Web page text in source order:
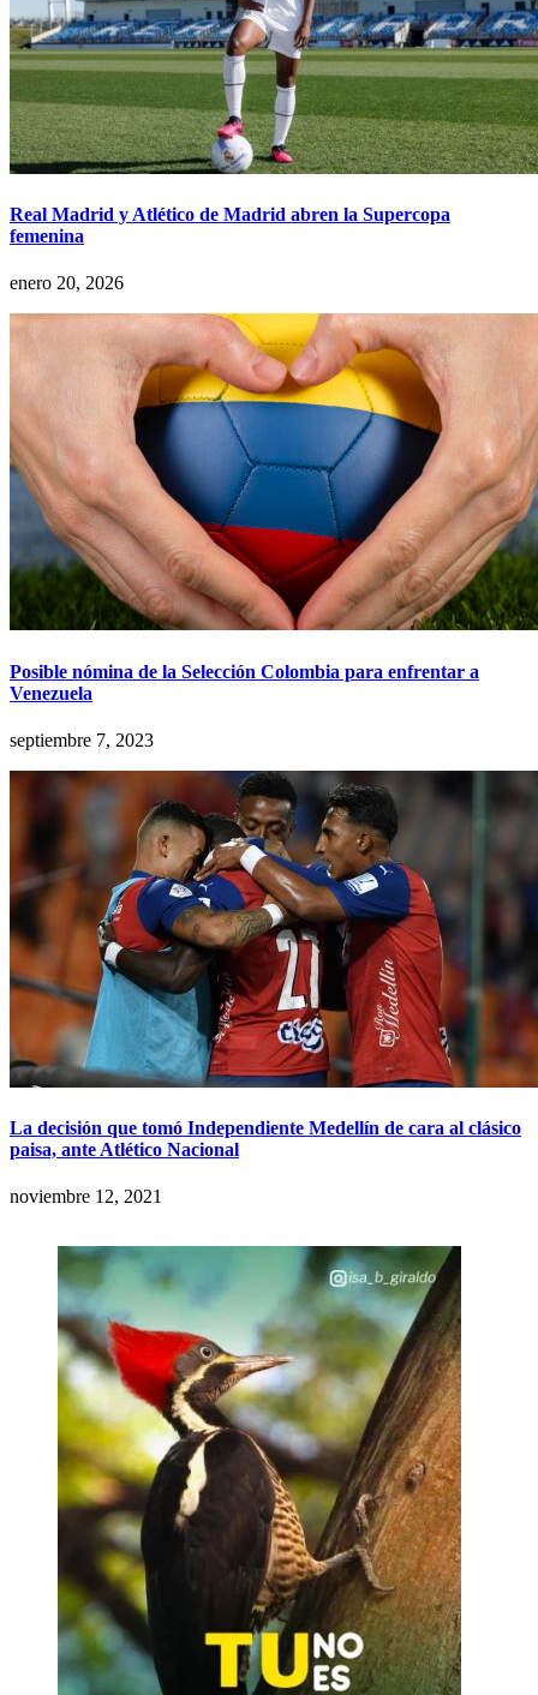
Real Madrid y Atlético de Madrid abren la Supercopa
femenina
enero 20, 2026
Posible nómina de la Selección Colombia para enfrentar a
Venezuela
septiembre 7, 2023
La decisión que tomó Independiente Medellín de cara al clásico
paisa, ante Atlético Nacional
noviembre 12, 2021